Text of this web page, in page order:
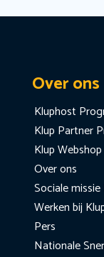
Over ons
Kluphost
Klup Partner
Klup Webshop
Over ons
Sociale missie
Werken bij
Pers
Nationale